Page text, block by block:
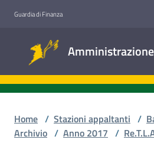
Guardia di Finanza
trasparente
Home / Stazioni appaltanti /
Archivio / Anno 2017 /